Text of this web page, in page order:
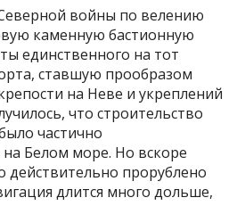
войны по велению
каменную бастионную
единственного на тот
ставшую прообразом
на Неве и укреплений
что строительство
частично
Белом море. Но вскоре
действительно прорублено
длится много дольше,